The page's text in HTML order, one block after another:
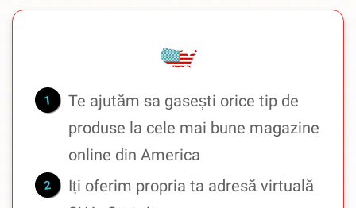
Te ajutăm sa gasești orice tip de
produse la cele mai bune magazine
online din America
Iți oferim propria ta adresă virtuală